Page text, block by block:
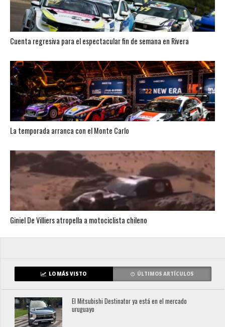
Cuenta regresiva para el espectacular fin de semana en Rivera
La temporada arranca con el Monte Carlo
Giniel De Villiers atropella a motociclista chileno
LO MÁS VISTO ÚLTIMOS ARTÍCULOS
El Mitsubishi Destinator ya está en el mercado
uruguayo